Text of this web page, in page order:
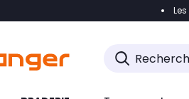
Accéder